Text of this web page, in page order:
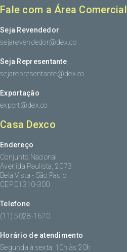
Fale com a Área Comercial
Seja Revendedor
sejarevendedor@dex.co
Seja Representante
sejarepresentante@dex.co
Exportação
export@dex.co
Casa Dexco
Endereço
Conjunto Nacional
Avenida Paulista, 2073
Bela Vista - São Paulo
CEP:01310-300
Telefone
(11) 5028-1670
Horário de atendimento
Segunda à sexta: 10h às 20h